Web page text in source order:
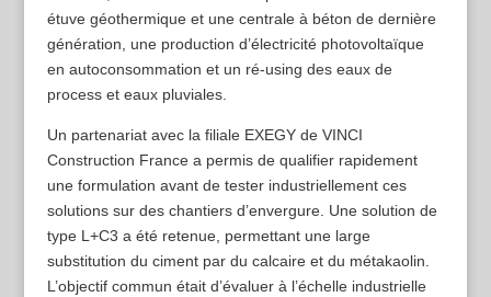
étuve géothermique et une centrale à béton de dernière
génération, une production d’électricité photovoltaïque
en autoconsommation et un ré-using des eaux de
process et eaux pluviales.
Un partenariat avec la filiale EXEGY de VINCI
Construction France a permis de qualifier rapidement
une formulation avant de tester industriellement ces
solutions sur des chantiers d’envergure. Une solution de
type L+C3 a été retenue, permettant une large
substitution du ciment par du calcaire et du métakaolin.
L’objectif commun était d’évaluer à l’échelle industrielle